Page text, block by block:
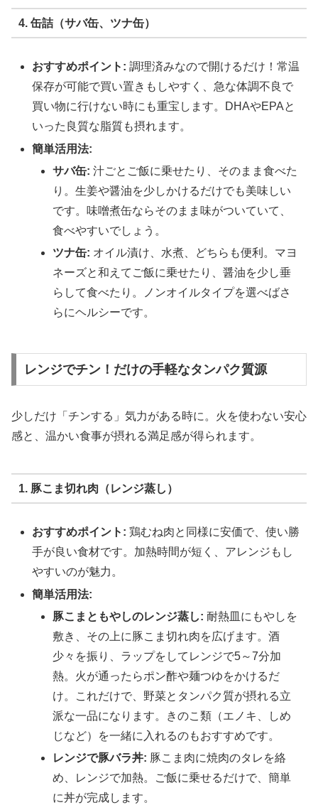
4. 缶詰（サバ缶、ツナ缶）
おすすめポイント: 調理済みなので開けるだけ！常温
保存が可能で買い置きもしやすく、急な体調不良で
買い物に行けない時にも重宝します。DHAやEPAと
いった良質な脂質も摂れます。
簡単活用法:
サバ缶: 汁ごとご飯に乗せたり、そのまま食べた
り。生姜や醤油を少しかけるだけでも美味しい
です。味噌煮缶ならそのまま味がついていて、
食べやすいでしょう。
ツナ缶: オイル漬け、水煮、どちらも便利。マヨ
ネーズと和えてご飯に乗せたり、醤油を少し垂
らして食べたり。ノンオイルタイプを選べばさ
らにヘルシーです。
レンジでチン！だけの手軽なタンパク質源
少しだけ「チンする」気力がある時に。火を使わない安心
感と、温かい食事が摂れる満足感が得られます。
1. 豚こま切れ肉（レンジ蒸し）
おすすめポイント: 鶏むね肉と同様に安価で、使い勝
手が良い食材です。加熱時間が短く、アレンジもし
やすいのが魅力。
簡単活用法:
豚こまともやしのレンジ蒸し: 耐熱皿にもやしを
敷き、その上に豚こま切れ肉を広げます。酒
少々を振り、ラップをしてレンジで5～7分加
熱。火が通ったらポン酢や麺つゆをかけるだ
け。これだけで、野菜とタンパク質が摂れる立
派な一品になります。きのこ類（エノキ、しめ
じなど）を一緒に入れるのもおすすめです。
レンジで豚バラ丼: 豚こま肉に焼肉のタレを絡
め、レンジで加熱。ご飯に乗せるだけで、簡単
に丼が完成します。